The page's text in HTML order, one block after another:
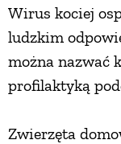
Wirus kociej
ludzkim
można nazwać
profilaktyką
Zwierzęta